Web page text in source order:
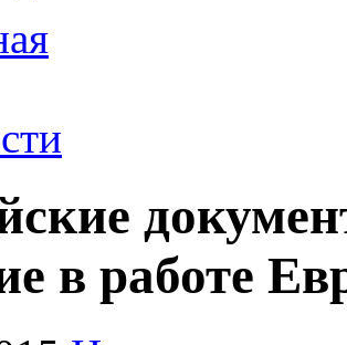
в работе